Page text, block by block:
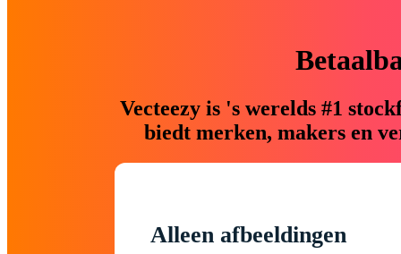
Vecteezy is 's werelds #1
biedt merken, makers en
Alleen afbeeldingen